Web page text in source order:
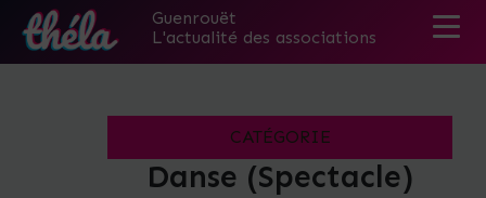
Guenrouët
L'actualité des associations
CATÉGORIE
Danse (Spectacle)